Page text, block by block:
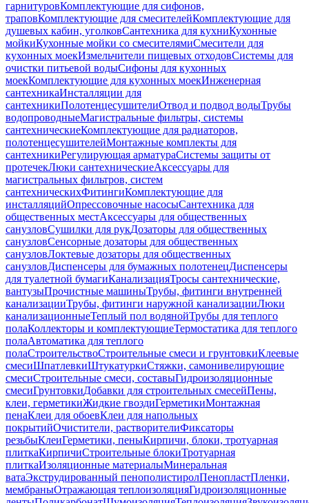
гарнитуровКомплектующие для сифонов,
траповКомплектующие для смесителейКомплектующие для
душевых кабин, уголковСантехника для кухниКухонные
мойкиКухонные мойки со смесителямиСмесители для
кухонных моекИзмельчители пищевых отходовСистемы для
очистки питьевой водыСифоны для кухонных
моекКомплектующие для кухонных моекИнженерная
сантехникаИнсталляции для
сантехникиПолотенцесушителиОтвод и подвод водыТрубы
водопроводныеМагистральные фильтры, системы
сантехническиеКомплектующие для радиаторов,
полотенцесушителейМонтажные комплекты для
сантехникиРегулирующая арматураСистемы защиты от
протечекЛюки сантехническиеАксессуары для
магистральных фильтров, систем
сантехническихФитингиКомплектующие для
инсталляцийОпрессовочные насосыСантехника для
общественных местАксессуары для общественных
санузловСушилки для рукДозаторы для общественных
санузловСенсорные дозаторы для общественных
санузловЛоктевые дозаторы для общественных
санузловДиспенсеры для бумажных полотенецДиспенсеры
для туалетной бумагиКанализацияТросы сантехнические,
вантузыПрочистные машиныТрубы, фитинги внутренней
канализацииТрубы, фитинги наружной канализацииЛюки
канализационныеТеплый пол водянойТрубы для теплого
полаКоллекторы и комплектующиеТермостатика для теплого
полаАвтоматика для теплого
полаСтроительствоСтроительные смеси и грунтовкиКлеевые
смесиШпатлевкиШтукатуркиСтяжки, самонивелирующие
смесиСтроительные смеси, составыГидроизоляционные
смесиГрунтовкиДобавки для строительных смесейПены,
клеи, герметикиЖидкие гвоздиГерметикиМонтажная
пенаКлеи для обоевКлеи для напольных
покрытийОчистители, растворителиФиксаторы
резьбыКлеиГерметики, пеныКирпичи, блоки, тротуарная
плиткаКирпичиСтроительные блокиТротуарная
плиткаИзоляционные материалыМинеральная
ватаЭкструдированный пенополистиролПенопластПленки,
мембраныОтражающая теплоизоляцияГидроизоляционные